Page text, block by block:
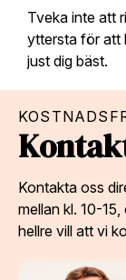
Tveka inte att
yttersta för att
just dig bäst.
Kontakta oss
mellan kl. 10-
hellre vill att vi